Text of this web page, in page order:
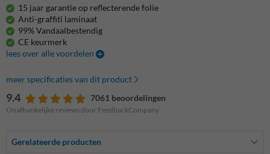
15 jaar garantie op reflecterende folie
Anti-graffiti laminaat
99% Vandaalbestendig
CE keurmerk
lees over alle voordelen
meer specificaties van dit product
9.4 7061 beoordelingen
Onafhankelijke reviews door FeedbackCompany
Gerelateerde producten